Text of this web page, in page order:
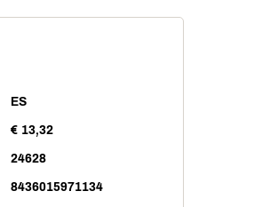
ES
€ 13,32
24628
8436015971134